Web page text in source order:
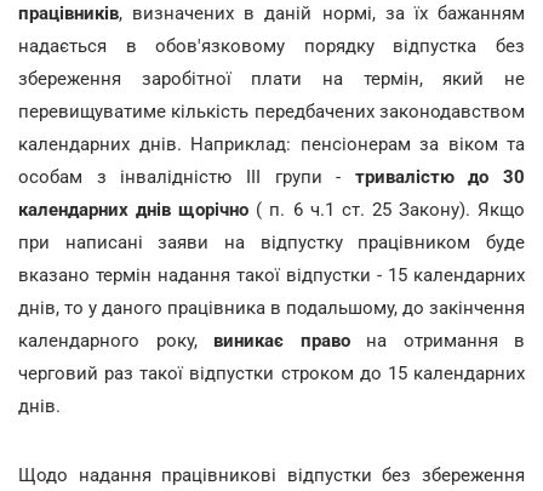
працівників, визначених в даній нормі, за їх бажанням
надається в обов'язковому порядку відпустка без
збереження заробітної плати на термін, який не
перевищуватиме кількість передбачених законодавством
календарних днів. Наприклад: пенсіонерам за віком та
особам з інвалідністю III групи - тривалістю до 30
календарних днів щорічно ( п. 6 ч.1 ст. 25 Закону). Якщо
при написані заяви на відпустку працівником буде
вказано термін надання такої відпустки - 15 календарних
днів, то у даного працівника в подальшому, до закінчення
календарного року, виникає правона отримання в
черговий раз такої відпустки строком до 15 календарних
днів.
Щодо надання працівникові відпустки без збереження